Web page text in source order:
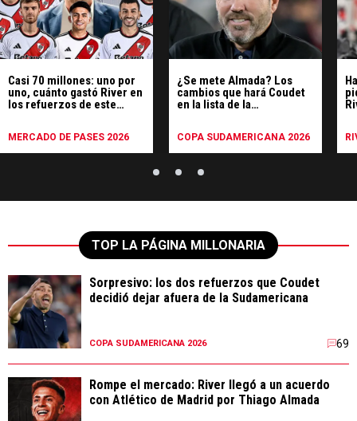
Casi 70 millones: uno por
uno, cuánto gastó River en
los refuerzos de este
MERCADO DE PASES 2026
¿Se mete Almada? Los
cambios que hará Coudet
en la lista de la
COPA SUDAMERICANA 2026
TOP LA PÁGINA MILLONARIA
Sorpresivo: los dos refuerzos que Coudet
decidió dejar afuera de la Sudamericana
COPA SUDAMERICANA 2026 69
Rompe el mercado: River llegó a un acuerdo
con Atlético de Madrid por Thiago Almada